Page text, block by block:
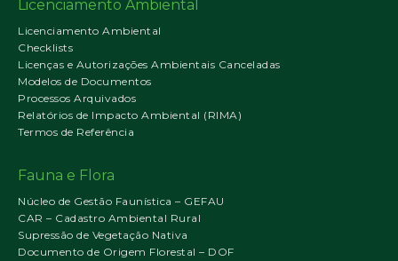
Licenciamento Ambiental
Licenciamento Ambiental
Checklists
Licenças e Autorizações Ambientais Canceladas
Modelos de Documentos
Processos Arquivados
Relatórios de Impacto Ambiental (RIMA)
Termos de Referência
Fauna e Flora
Núcleo de Gestão Faunística – GEFAU
CAR – Cadastro Ambiental Rural
Supressão de Vegetação Nativa
Documento de Origem Florestal – DOF